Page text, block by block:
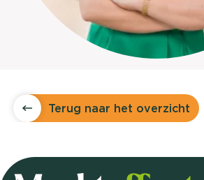
Terug naar het overzicht